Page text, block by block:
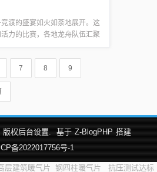
渡的盛宴如火如荼地展开。这
力的比赛，各地龙舟队伍汇聚
选手加油鼓劲，现场气氛热
仅展示了上饶地区的传统文...
7 8 9
版权后台设置. 基于 Z-BlogPHP 搭建
备2022017756号-1
层建筑暖气片 钢四柱暖气片 抗压测试达标